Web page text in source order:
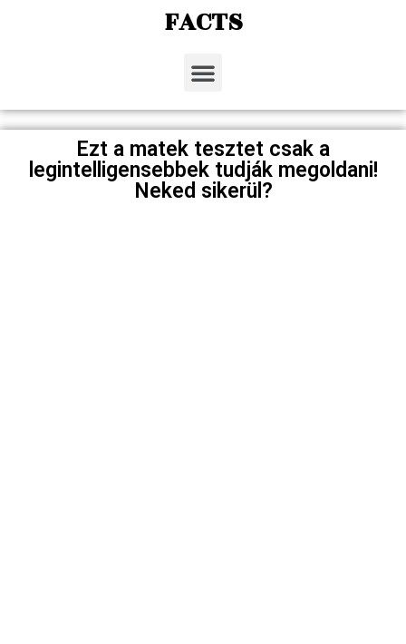
FACTS
Ezt a matek tesztet csak a
legintelligensebbek tudják megoldani!
Neked sikerül?